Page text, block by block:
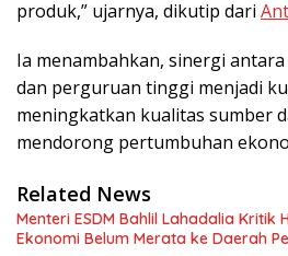
produk,” ujarnya, dikutip dari
Ia menambahkan, sinergi
dan perguruan tinggi menjadi
meningkatkan kualitas sumber
mendorong pertumbuhan
Related News
Menteri ESDM Bahlil Lahadalia Kritik
Ekonomi Belum Merata ke Daerah